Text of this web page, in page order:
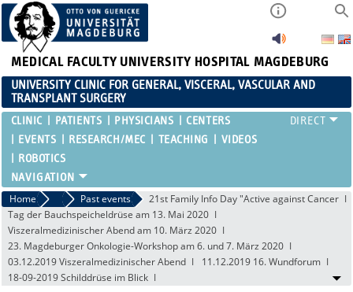
MEDICAL FACULTY UNIVERSITY HOSPITAL MAGDEBURG
UNIVERSITY CLINIC FOR GENERAL, VISCERAL, VASCULAR AND
TRANSPLANT SURGERY
CLINIC PATIENTS PHYSICIANS
CENTERS
EVENTS
RESEARCH/MEC TEACHING
VIDEOS
ROBOTICS
Home EventsPast events
21st Family Info Day "Active against Cancer
Tag der Bauchspeicheldrüse am 13. Mai 2020
Viszeralmedizinischer Abend am 10. März 2020
23. Magdeburger Onkologie-Workshop am 6. und 7. März 2020
03.12.2019 Viszeralmedizinischer Abend
11.12.2019 16. Wundforum
18-09-2019 Schilddrüse im Blick